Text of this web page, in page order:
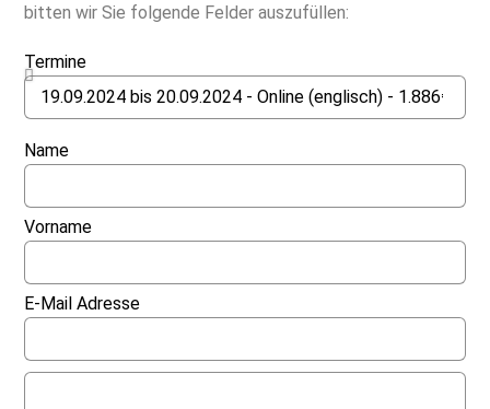
bitten wir Sie folgende Felder auszufüllen:
Termine
Name
Vorname
E-Mail Adresse